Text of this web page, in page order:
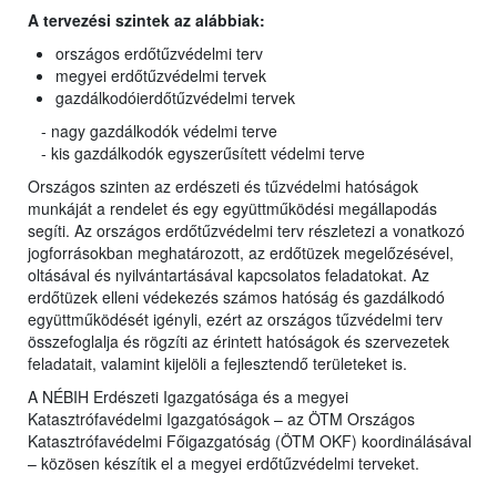
A tervezési szintek az alábbiak:
országos erdőtűzvédelmi terv
megyei erdőtűzvédelmi tervek
gazdálkodóierdőtűzvédelmi tervek
- nagy gazdálkodók védelmi terve
- kis gazdálkodók egyszerűsített védelmi terve
Országos szinten az erdészeti és tűzvédelmi hatóságok
munkáját a rendelet és egy együttműködési megállapodás
segíti. Az országos erdőtűzvédelmi terv részletezi a vonatkozó
jogforrásokban meghatározott, az erdőtüzek megelőzésével,
oltásával és nyilvántartásával kapcsolatos feladatokat. Az
erdőtüzek elleni védekezés számos hatóság és gazdálkodó
együttműködését igényli, ezért az országos tűzvédelmi terv
összefoglalja és rögzíti az érintett hatóságok és szervezetek
feladatait, valamint kijelöli a fejlesztendő területeket is.
A NÉBIH Erdészeti Igazgatósága és a megyei
Katasztrófavédelmi Igazgatóságok – az ÖTM Országos
Katasztrófavédelmi Főigazgatóság (ÖTM OKF) koordinálásával
– közösen készítik el a megyei erdőtűzvédelmi terveket.